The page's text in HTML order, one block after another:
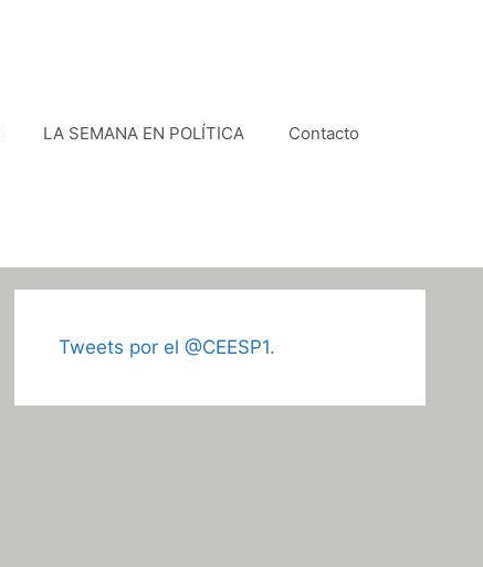
LA SEMANA EN POLÍTICA Contacto
Tweets por el @CEESP1.